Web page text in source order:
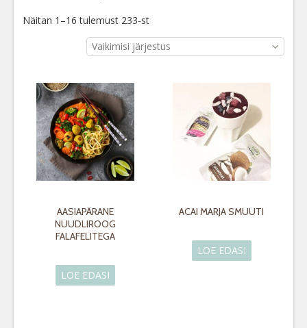
Näitan 1–16 tulemust 233-st
Vaikimisi järjestus
AASIAPÄRANE
NUUDLIROOG
FALAFELITEGA
LOE EDASI
ACAI MARJA SMUUTI
LOE EDASI